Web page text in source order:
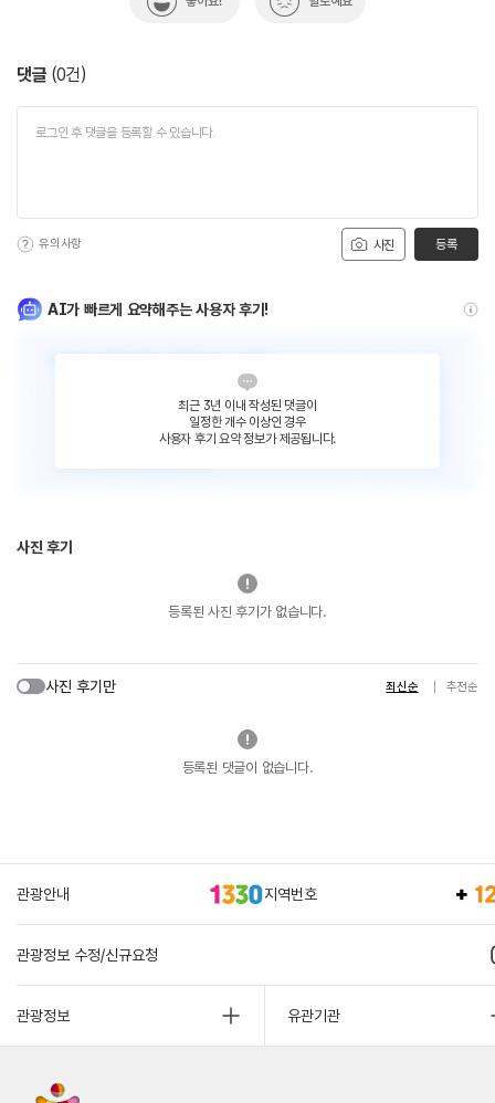
댓글 (0건)
사진
유의사항 등록
AI가 빠르게 요약해주는 사용자 후기!
최근 3년 이내 작성된 댓글이
일정한 개수 이상인 경우
사용자 후기 요약 정보가 제공됩니다.
사진 후기
등록된 사진 후기가 없습니다.
사진 후기만 최신순 추천순
등록된 댓글이 없습니다.
관광안내 지역번호
관광정보 수정/신규요청
관광정보 유관기관